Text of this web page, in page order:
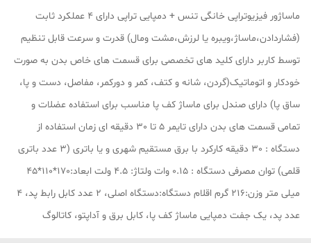
ماساژور فیزیوتراپی خانگی تنس + دمپایی تراپی دارای 4 عملکرد ثابت
(فشاردادن،ماساژ،ویبره یا لرزش،مشت ومال) قدرت و سرعت قابل تنظیم
توسط کاربر دارای کلید های تخصصی برای قسمت های خاص بدن به صورت
خودکار و اتوماتیک(گردن، شانه و کتف، کمر و دورکمر، مفاصل، دست و پا،
ساق پا) دارای صندل برای ماساژ کف پا مناسب برای استفاده عضلات و
تمامی قسمت های بدن دارای تایمر 5 تا 30 دقیقه ای زمان استفاده از
دستگاه : 30 دقیقه کارکرد با برق مستقیم شهری و یا باتری (3 عدد باتری
قلمی) توان مصرفی دستگاه : 0.15 وات ولتاژ: 4.5 ولت ابعاد:170*110*45
میلی متر وزن:216 گرم اقلام دستگاه:دستگاه اصلی، 2 عدد کابل رابط پد، 4
عدد پد، یک جفت دمپایی ماساژ کف پا، کابل برق و آداپتو، کاتالوگ